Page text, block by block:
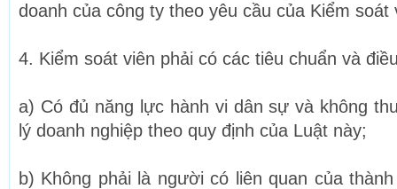
doanh của công ty theo yêu cầu của Kiểm soát
4. Kiểm soát viên phải có các tiêu chuẩn và
a) Có đủ năng lực hành vi dân sự và không
lý doanh nghiệp theo quy định của Luật này;
b) Không phải là người có liên quan của